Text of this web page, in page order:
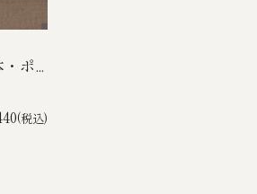
ポ...
(税込)